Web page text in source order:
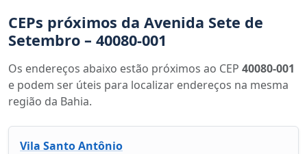
CEPs próximos da Avenida Sete de
Setembro – 40080-001
Os endereços abaixo estão próximos ao CEP 40080-001
e podem ser úteis para localizar endereços na mesma
região da Bahia.
Vila Santo Antônio